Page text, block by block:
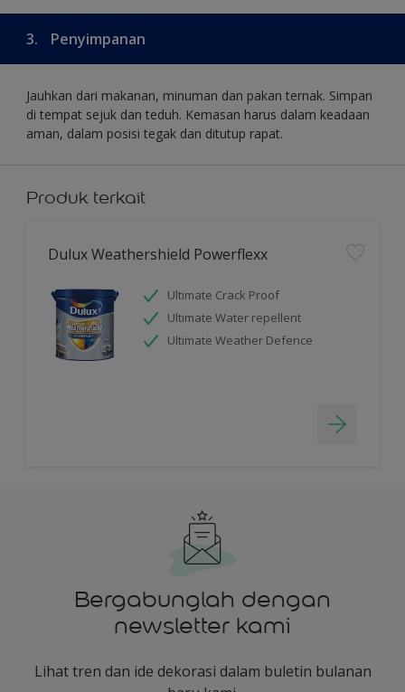
3. Penyimpanan
Jauhkan dari makanan, minuman dan pakan ternak. Simpan
di tempat sejuk dan teduh. Kemasan harus dalam keadaan
aman, dalam posisi tegak dan ditutup rapat.
Produk terkait
Dulux Weathershield Powerflexx
Ultimate Crack Proof
Ultimate Water repellent
Ultimate Weather Defence
Bergabunglah dengan
newsletter kami
Lihat tren dan ide dekorasi dalam buletin bulanan